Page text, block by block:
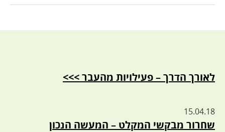
לאורך הדרך – פעילויות מהעבר >>>
15.04.18
שחרור מבקשי המקלט – המעשה הנכון